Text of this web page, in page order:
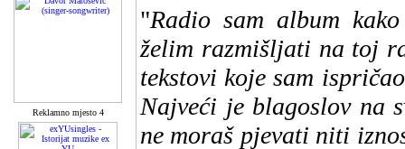
Reklamno mjesto 4
"Radio sam album
želim razmišljati na toj
tekstovi koje sam
Najveći je blagoslov na
ne moraš pjevati niti